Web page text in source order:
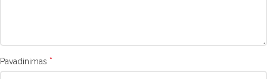
Pavadinimas *